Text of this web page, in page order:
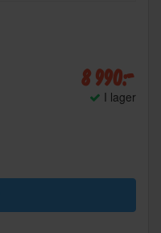
8 990:-
I lager